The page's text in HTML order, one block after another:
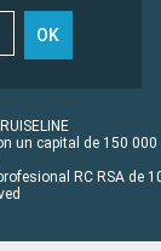
OK
un capital de 150 000
RC RSA de